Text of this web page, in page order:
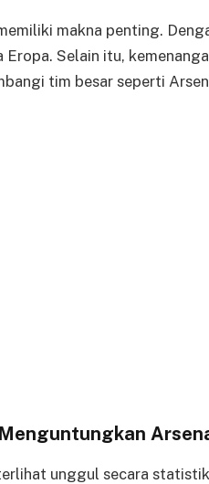
makna penting.
Selain itu,
tim besar seperti
unggul secara